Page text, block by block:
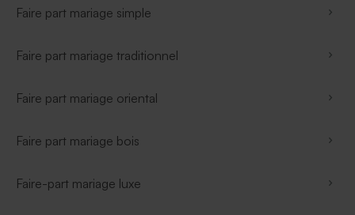
Faire part mariage simple
Faire part mariage traditionnel
Faire part mariage oriental
Faire part mariage bois
Faire-part mariage luxe